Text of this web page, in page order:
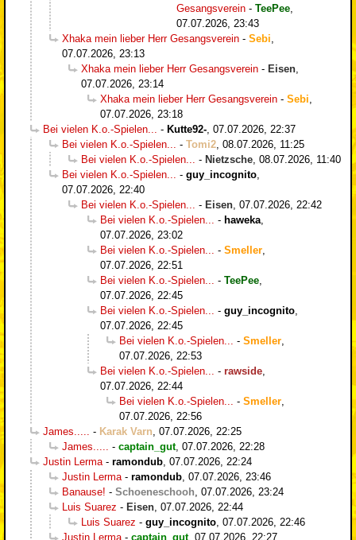
Gesangsverein - TeePee
07.07.2026, 23:43
Xhaka mein lieber Herr Gesangsverein - Sebi
07.07.2026, 23:13
Xhaka mein lieber Herr Gesangsverein - Eisen
07.07.2026, 23:14
Xhaka mein lieber Herr Gesangsverein - Sebi
07.07.2026, 23:18
Bei vielen K.o.-Spielen...
- Kutte92- 07.07.2026, 22:37
Bei vielen K.o.-Spielen...
- Tomi2 08.07.2026, 11:25
Bei vielen K.o.-Spielen...
- Nietzsche 08.07.2026, 11:40
Bei vielen K.o.-Spielen...
- guy_incognito
07.07.2026, 22:40
Bei vielen K.o.-Spielen...
- Eisen 07.07.2026, 22:42
Bei vielen K.o.-Spielen...
- haweka
07.07.2026, 23:02
Bei vielen K.o.-Spielen...
- Smeller
07.07.2026, 22:51
Bei vielen K.o.-Spielen...
- TeePee
07.07.2026, 22:45
Bei vielen K.o.-Spielen...
- guy_incognito
07.07.2026, 22:45
Bei vielen K.o.-Spielen...
- Smeller
07.07.2026, 22:53
Bei vielen K.o.-Spielen...
- rawside
07.07.2026, 22:44
Bei vielen K.o.-Spielen...
- Smeller
07.07.2026, 22:56
James.....
- Karak Varn 07.07.2026, 22:25
James.....
- captain_gut, 07.07.2026, 22:28
Justin Lerma - ramondub 07.07.2026, 22:24
Justin Lerma - ramondub 07.07.2026, 23:46
Banause! - Schoeneschooh 07.07.2026, 23:24
Luis Suarez - Eisen 07.07.2026, 22:44
Luis Suarez - guy_incognito 07.07.2026, 22:46
Justin Lerma - captain_gut, 07.07.2026, 22:27